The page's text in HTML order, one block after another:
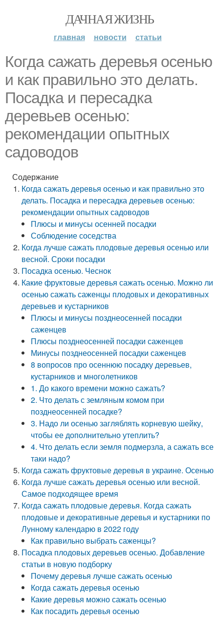
ДАЧНАЯ ЖИЗНЬ
главная новости статьи
Когда сажать деревья осенью
и как правильно это делать.
Посадка и пересадка
деревьев осенью:
рекомендации опытных
садоводов
Содержание
Когда сажать деревья осенью и как правильно это
делать. Посадка и пересадка деревьев осенью:
рекомендации опытных садоводов
Плюсы и минусы осенней посадки
Соблюдение соседства
Когда лучше сажать плодовые деревья осенью или
весной. Сроки посадки
Посадка осенью. Чеснок
Какие фруктовые деревья сажать осенью. Можно ли
осенью сажать саженцы плодовых и декоративных
деревьев и кустарников
Плюсы и минусы позднеосенней посадки
саженцев
Плюсы позднеосенней посадки саженцев
Минусы позднеосенней посадки саженцев
8 вопросов про осеннюю посадку деревьев,
кустарников и многолетников
1. До какого времени можно сажать?
2. Что делать с земляным комом при
позднеосенней посадке?
3. Надо ли осенью загляблять корневую шейку,
чтобы ее дополнительно утеплить?
4. Что делать если земля подмерзла, а сажать все
таки надо?
Когда сажать фруктовые деревья в украине. Осенью
Когда лучше сажать деревья осенью или весной.
Самое подходящее время
Когда сажать плодовые деревья. Когда сажать
плодовые и декоративные деревья и кустарники по
Лунному календарю в 2022 году
Как правильно выбрать саженцы?
Посадка плодовых деревьев осенью. Добавление
статьи в новую подборку
Почему деревья лучше сажать осенью
Когда сажать деревья осенью
Какие деревья можно сажать осенью
Как посадить деревья осенью